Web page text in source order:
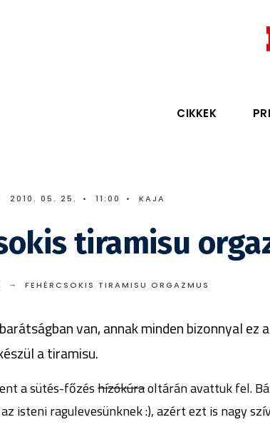
CIKKEK
2010. 05. 25. • 11:00 • KAJA
tiramisu
FEHÉRCSOKIS TIRAMISU ORGAZMUS
van, annak minden bizonnyal ez
a tiramisu.
a sütés-főzéshízókúraoltárán avattuk fel.
isteni ragulevesünknek :), azért ezt is nagy